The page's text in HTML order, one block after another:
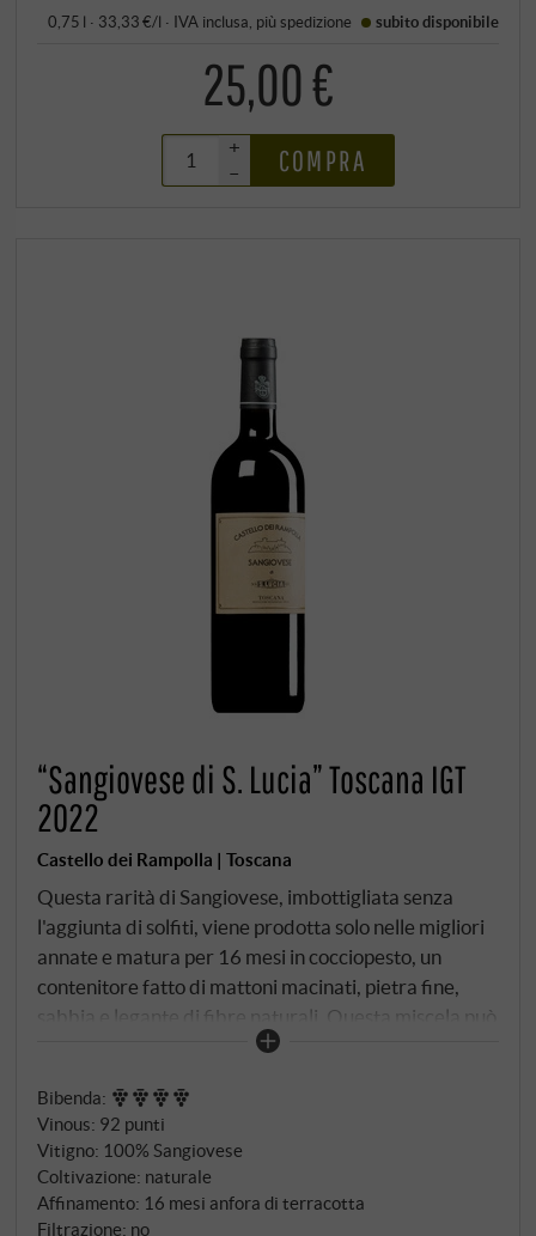
0,75 l · 33,33 €/l · IVA inclusa , piùspedizione subito disponibile
25,00 €
+
–
COMPRA
“Sangiovese di S. Lucia” Toscana IGT
2022
Castello dei Rampolla | Toscana
Questa rarità di Sangiovese, imbottigliata senza
l'aggiunta di solfiti, viene prodotta solo nelle migliori
annate e matura per 16 mesi in cocciopesto, un
contenitore fatto di mattoni macinati, pietra fine,
sabbia e legante di fibre naturali. Questa miscela può
poi essere modellata in contenitori a tenuta stagna,
particolarità dei contenitori per vino in Cocciopesto
sta nel materiale stesso, caratterizzato da un'elevata
inerzia termica e da una certa permeabilità che lo
rende ideale per tutte le fasi, dalla vinificazione
all'invecchiamento.
Bibenda:
Vinous: 92 punti
Vitigno: 100% Sangiovese
Coltivazione: naturale
Affinamento: 16 mesi anfora di terracotta
Filtrazione: no